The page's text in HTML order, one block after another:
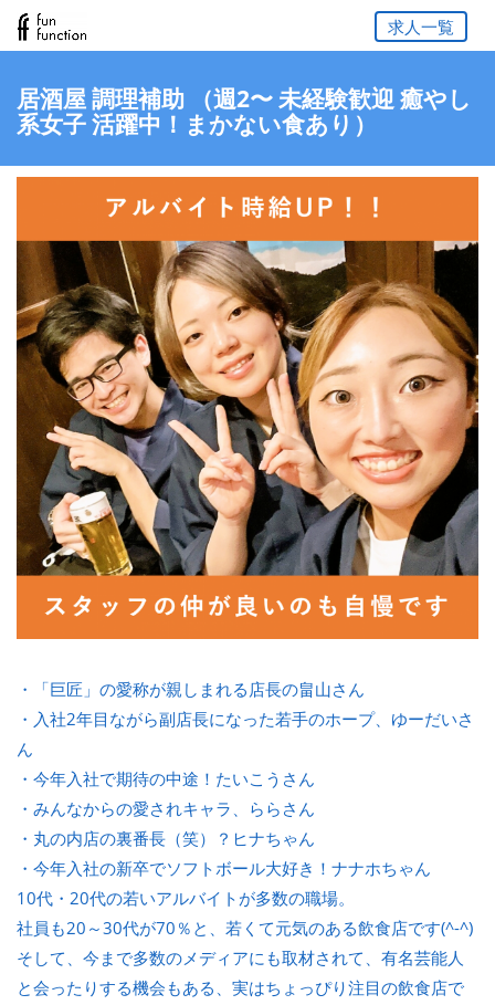
求人一覧
居酒屋 調理補助 （週2〜 未経験歓迎 癒やし
系女子 活躍中！まかない食あり）
・「巨匠」の愛称が親しまれる店長の畠山さん
・入社2年目ながら副店長になった若手のホープ、ゆーだいさ
ん
・今年入社で期待の中途！たいこうさん
・みんなからの愛されキャラ、ららさん
・丸の内店の裏番長（笑）？ヒナちゃん
・今年入社の新卒でソフトボール大好き！ナナホちゃん
10代・20代の若いアルバイトが多数の職場。
社員も20～30代が70％と、若くて元気のある飲食店です(^-^)
そして、今まで多数のメディアにも取材されて、有名芸能人
と会ったりする機会もある、実はちょっぴり注目の飲食店で